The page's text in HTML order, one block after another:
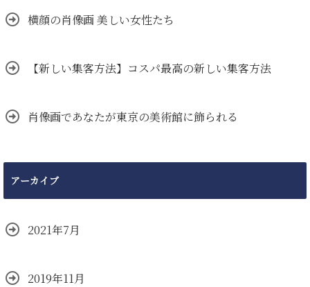
横顔の肖像画 美しい女性たち
【新しい集客方法】コスパ最高の新しい集客方法
肖像画であなたが東京の美術館に飾られる
アーカイブ
2021年7月
2019年11月